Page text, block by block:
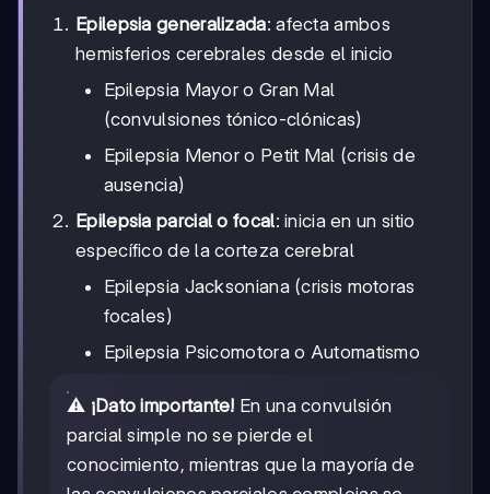
Epilepsia generalizada: afecta ambos
hemisferios cerebrales desde el inicio
Epilepsia Mayor o Gran Mal
(convulsiones tónico-clónicas)
Epilepsia Menor o Petit Mal (crisis de
ausencia)
Epilepsia parcial o focal: inicia en un sitio
específico de la corteza cerebral
Epilepsia Jacksoniana (crisis motoras
focales)
Epilepsia Psicomotora o Automatismo
⚠️ ¡Dato importante! En una convulsión
parcial simple no se pierde el
conocimiento, mientras que la mayoría de